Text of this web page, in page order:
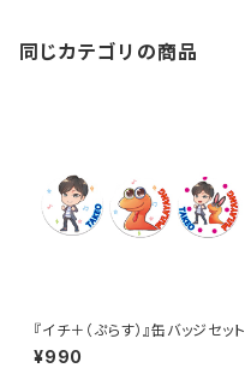
同じカテゴリの商品
『イチ＋（ぷらす）』缶バッジセット
¥990